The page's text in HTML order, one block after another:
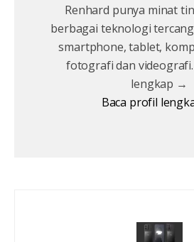
Renhard punya minat
berbagai teknologi
smartphone, tablet,
fotografi dan
lengkap →
Baca profil